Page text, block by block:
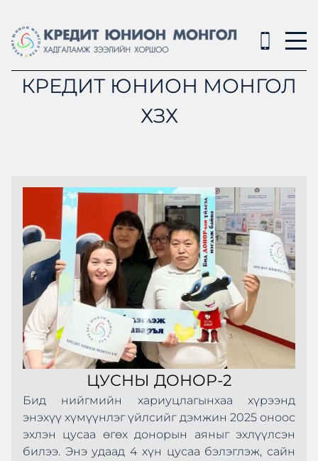
КРЕДИТ ЮНИОН МОНГОЛ
ХЗХ
ЦУСНЫ ДОНОР-2
Бид нийгмийн хариуцлагынхаа хүрээнд
энэхүү хүмүүнлэг үйлсийг дэмжин 2025 оноос
эхлэн цусаа өгөх донорын аяныг эхлүүлсэн
билээ. Энэ удаад 4 хүн цусаа бэлэглэж, сайн